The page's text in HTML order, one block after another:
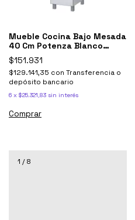
Mueble Cocina Bajo Mesada
40 Cm Potenza Blanco
Aluminio
$151.931
$129.141,35 con Transferencia o
depósito bancario
6 x $25.321,83 sin interés
Comprar
1 /8